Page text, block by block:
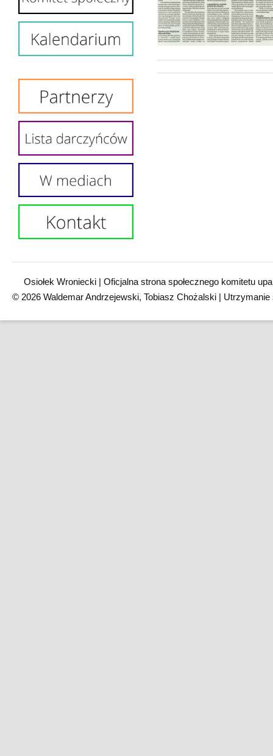
Osiołek Wroniecki | Oficjalna strona społecznego komitetu
© 2026 Waldemar Andrzejewski, Tobiasz Chożalski |